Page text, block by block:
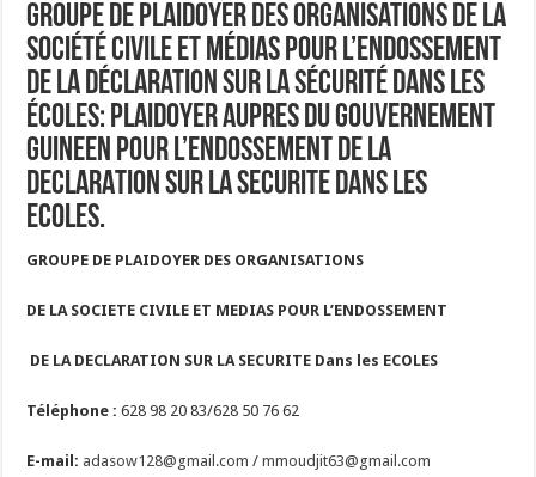
Groupe de Plaidoyer des Organisations de la
Société Civile et Médias pour l’Endossement
de la Déclaration sur la sécurité dans les
écoles: PLAIDOYER AUPRES DU GOUVERNEMENT
GUINEEN POUR L’ENDOSSEMENT DE LA
DECLARATION SUR LA SECURITE DANS LES
ECOLES.
GROUPE DE PLAIDOYER DES ORGANISATIONS
DE LA SOCIETE CIVILE ET MEDIAS POUR L’ENDOSSEMENT
DE LA DECLARATION SUR LA SECURITE Dans les ECOLES
Téléphone : 628 98 20 83/628 50 76 62
E-mail: adasow128@gmail.com /mmoudjit63@gmail.com